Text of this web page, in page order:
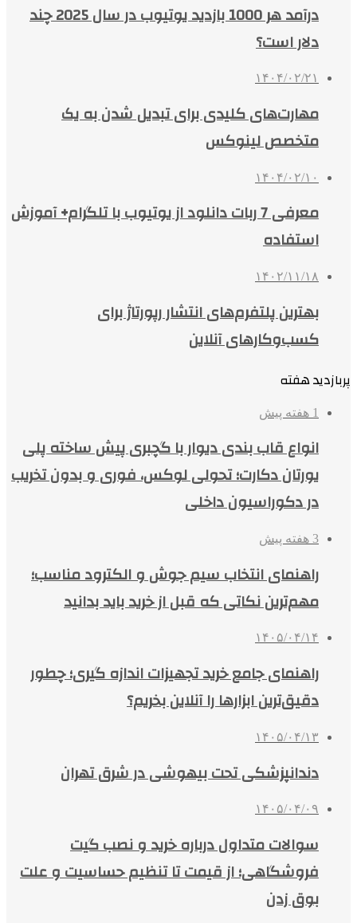
درآمد هر 1000 بازدید یوتیوب در سال 2025 چند
دلار است؟
۱۴۰۴/۰۲/۲۱
مهارت‌های کلیدی برای تبدیل شدن به یک
متخصص لینوکس
۱۴۰۴/۰۲/۱۰
معرفی 7 ربات دانلود از یوتیوب با تلگرام+ آموزش
استفاده
۱۴۰۲/۱۱/۱۸
بهترین پلتفرم‌های انتشار رپورتاژ برای
کسب‌وکارهای آنلاین
پربازدید هفته
1 هفته پیش
انواع قاب بندی دیوار با گچبری پیش ساخته پلی
یورتان دکارت؛ تحولی لوکس، فوری و بدون تخریب
در دکوراسیون داخلی
3 هفته پیش
راهنمای انتخاب سیم جوش و الکترود مناسب؛
مهم‌ترین نکاتی که قبل از خرید باید بدانید
۱۴۰۵/۰۴/۱۴
راهنمای جامع خرید تجهیزات اندازه گیری؛ چطور
دقیق‌ترین ابزارها را آنلاین بخریم؟
۱۴۰۵/۰۴/۱۳
دندانپزشکی تحت بیهوشی در شرق تهران
۱۴۰۵/۰۴/۰۹
سوالات متداول درباره خرید و نصب گیت
فروشگاهی؛ از قیمت تا تنظیم حساسیت و علت
بوق زدن